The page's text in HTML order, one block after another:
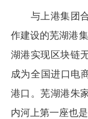
与上港集团合
作建设的芜湖港
湖港实现区块链
成为全国进口电
港口。芜湖港朱
内河上第一座也